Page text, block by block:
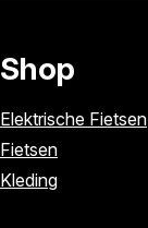
Shop
Elektrische Fietsen
Fietsen
Kleding